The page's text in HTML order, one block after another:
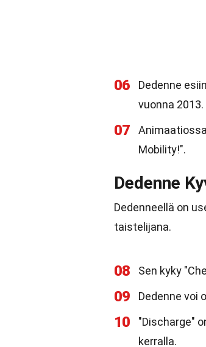
06
Dedenne
vuonna 2013.
07
Mobility!".
Dedenne
Dedenneellä on
taistelijana.
08 Sen kyky
09 Dedenne voi
10
"Discharge"
kerralla.